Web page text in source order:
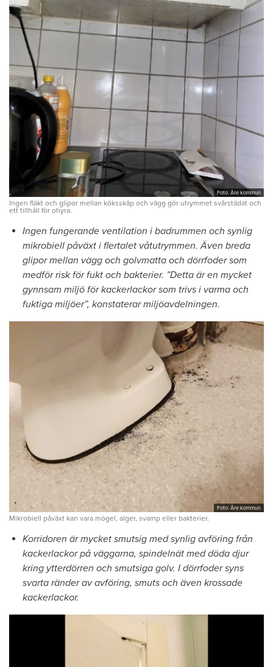
Foto: Åre kommun
Ingen fläkt och glipor mellan köksskåp och vägg gör utrymmet svårstädat och
ett tillhåll för ohyra.
Ingen fungerande ventilation i badrummen och synlig
mikrobiell påväxt i flertalet våtutrymmen. Även breda
glipor mellan vägg och golvmatta och dörrfoder som
medför risk för fukt och bakterier. ”Detta är en mycket
gynnsam miljö för kackerlackor som trivs i varma och
fuktiga miljöer”, konstaterar miljöavdelningen.
Foto: Åre kommun
Mikrobiell påväxt kan vara mögel, alger, svamp eller bakterier.
Korridoren är mycket smutsig med synlig avföring från
kackerlackor på väggarna, spindelnät med döda djur
kring ytterdörren och smutsiga golv. I dörrfoder syns
svarta ränder av avföring, smuts och även krossade
kackerlackor.